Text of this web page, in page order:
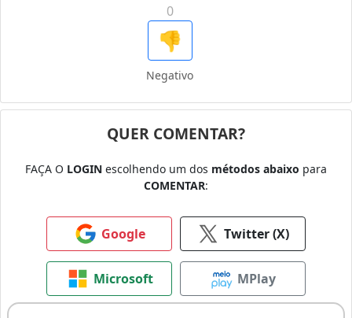
0
👎
Negativo
QUER COMENTAR?
FAÇA O LOGIN escolhendo um dos métodos abaixo para
COMENTAR:
Google Twitter (X)
Microsoft MPlay